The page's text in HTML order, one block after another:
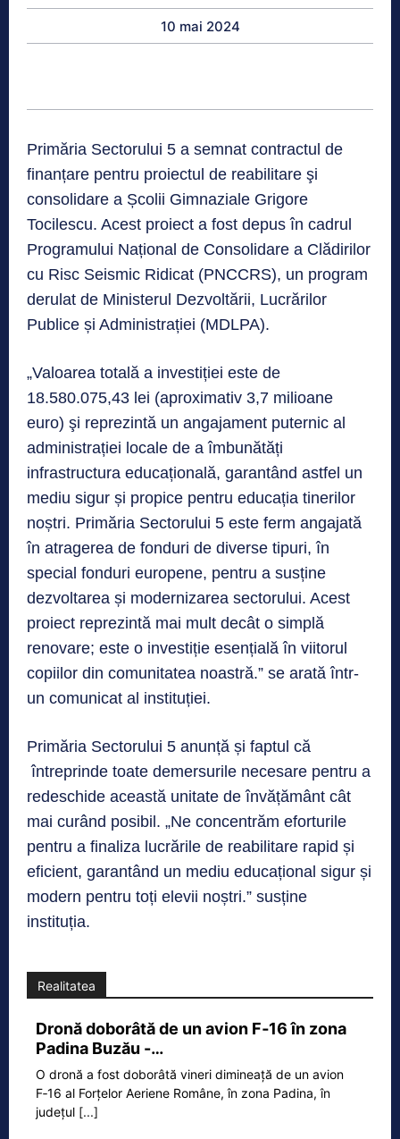
10 mai 2024
Primăria Sectorului 5 a semnat contractul de
finanțare pentru proiectul de reabilitare şi
consolidare a Școlii Gimnaziale Grigore
Tocilescu. Acest proiect a fost depus în cadrul
Programului Național de Consolidare a Clădirilor
cu Risc Seismic Ridicat (PNCCRS), un program
derulat de Ministerul Dezvoltării, Lucrărilor
Publice și Administrației (MDLPA).
„Valoarea totală a investiției este de
18.580.075,43 lei (aproximativ 3,7 milioane
euro) şi reprezintă un angajament puternic al
administrației locale de a îmbunătăți
infrastructura educațională, garantând astfel un
mediu sigur și propice pentru educația tinerilor
noștri. Primăria Sectorului 5 este ferm angajată
în atragerea de fonduri de diverse tipuri, în
special fonduri europene, pentru a susține
dezvoltarea și modernizarea sectorului. Acest
proiect reprezintă mai mult decât o simplă
renovare; este o investiție esențială în viitorul
copiilor din comunitatea noastră.” se arată într-
un comunicat al instituției.
Primăria Sectorului 5 anunță și faptul că
întreprinde toate demersurile necesare pentru a
redeschide această unitate de învățământ cât
mai curând posibil. „Ne concentrăm eforturile
pentru a finaliza lucrările de reabilitare rapid și
eficient, garantând un mediu educațional sigur și
modern pentru toți elevii noștri.” susține
instituția.
Realitatea
Dronă doborâtă de un avion F‑16 în zona
Padina Buzău -…
O dronă a fost doborâtă vineri dimineață de un avion
F‑16 al Forțelor Aeriene Române, în zona Padina, în
județul [...]